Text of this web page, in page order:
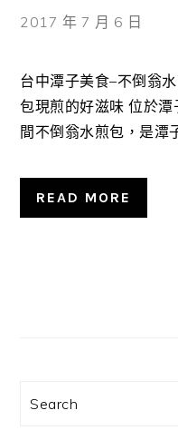
2017 年 7 月 6 日
台中潭子美食–不倒翁
包現煎的好滋味 位於
間不倒翁水煎包，是潭
READ MORE
訊
Search